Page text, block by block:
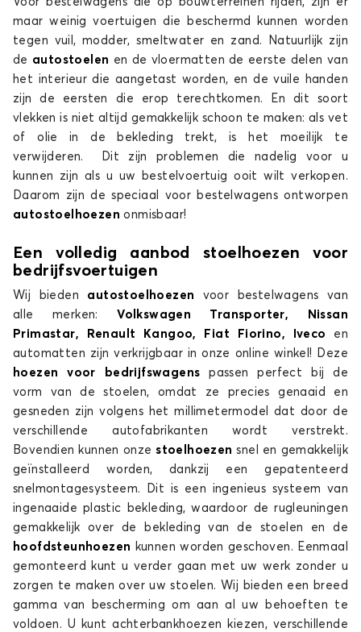
maar weinig voertuigen die beschermd kunnen worden
tegen vuil, modder, smeltwater en zand. Natuurlijk zijn
de autostoelen en de vloermatten de eerste delen van
het interieur die aangetast worden, en de vuile handen
zijn de eersten die erop terechtkomen. En dit soort
vlekken is niet altijd gemakkelijk schoon te maken: als vet
of olie in de bekleding trekt, is het moeilijk te
verwijderen. Dit zijn problemen die nadelig voor u
kunnen zijn als u uw bestelvoertuig ooit wilt verkopen.
Daarom zijn de speciaal voor bestelwagens ontworpen
autostoelhoezen onmisbaar!
Een volledig aanbod stoelhoezen voor
bedrijfsvoertuigen
Wij bieden autostoelhoezen voor bestelwagens van
alle merken:Volkswagen Transporter, Nissan
Primastar, Renault Kangoo, Fiat Fiorino, Iveco
en
automatten zijn verkrijgbaar in onze online winkel! Deze
hoezen voor bedrijfswagens passen perfect bij de
vorm van de stoelen, omdat ze precies genaaid en
gesneden zijn volgens het millimetermodel dat door de
verschillende autofabrikanten wordt verstrekt.
Bovendien kunnen onzestoelhoezen snel en gemakkelijk
geïnstalleerd worden, dankzij een gepatenteerd
snelmontagesysteem. Dit is een ingenieus systeem van
ingenaaide plastic bekleding, waardoor de rugleuningen
gemakkelijk over de bekleding van de stoelen en de
hoofdsteunhoezen kunnen worden geschoven. Eenmaal
gemonteerd kunt u verder gaan met uw werk zonder u
zorgen te maken over uw stoelen. Wij bieden een breed
gamma van bescherming om aan al uw behoeften te
voldoen. U kunt achterbankhoezen kiezen, verschillende